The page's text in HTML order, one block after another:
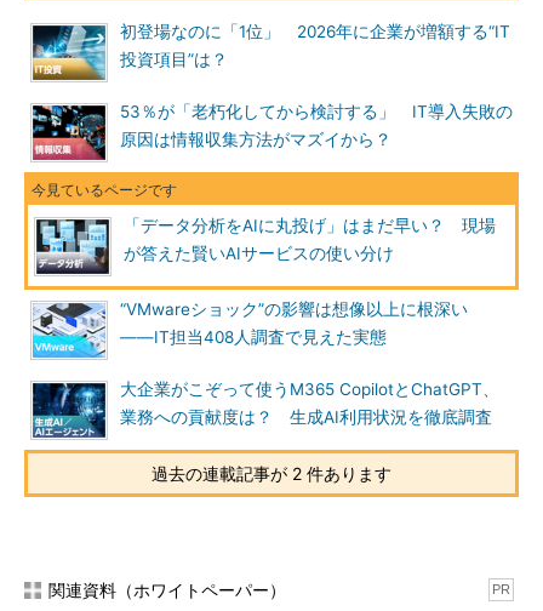
初登場なのに「1位」 2026年に企業が増額する“IT
投資項目”は？
53％が「老朽化してから検討する」 IT導入失敗の
原因は情報収集方法がマズイから？
「データ分析をAIに丸投げ」はまだ早い？ 現場
が答えた賢いAIサービスの使い分け
“VMwareショック”の影響は想像以上に根深い
――IT担当408人調査で見えた実態
大企業がこぞって使うM365 CopilotとChatGPT、
業務への貢献度は？ 生成AI利用状況を徹底調査
過去の連載記事が 2 件あります
関連資料（ホワイトペーパー） PR